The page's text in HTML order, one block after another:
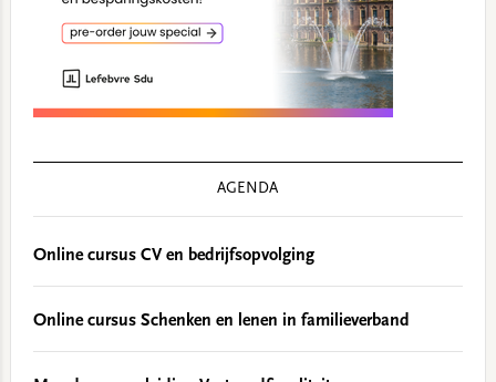
AGENDA
Online cursus CV en bedrijfsopvolging
Online cursus Schenken en lenen in familieverband